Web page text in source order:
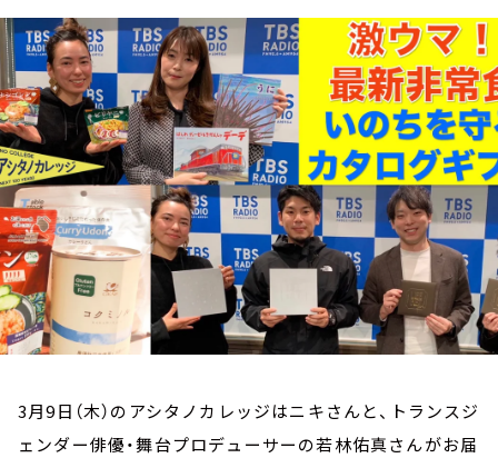
トピックス
TBS Podcast
お知らせ
イベント・グッズ
YouTube
会社情報
3月9日（木）のアシタノカレッジはニキさんと、トランスジ
ェンダー俳優・舞台プロデューサーの若林佑真さんがお届